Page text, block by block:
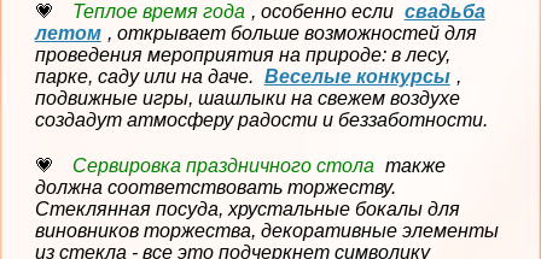
Теплое время года , особенно если свадьба
летом , открывает больше возможностей для
проведения мероприятия на природе: в лесу,
парке, саду или на даче. Веселые конкурсы ,
подвижные игры, шашлыки на свежем воздухе
создадут атмосферу радости и беззаботности.
Сервировка праздничного стола также
должна соответствовать торжеству.
Стеклянная посуда, хрустальные бокалы для
виновников торжества, декоративные элементы
из стекла - все это подчеркнет символику